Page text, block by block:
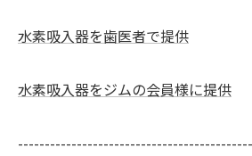
水素吸入器を歯医者で提供
水素吸入器をジムの会員様に提供